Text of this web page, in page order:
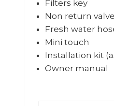
Filters key
Non return valve
Fresh water
Mini touch
Installation kit
Owner manual